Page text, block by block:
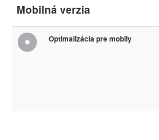
Mobilná verzia
Optimalizácia pre mobily